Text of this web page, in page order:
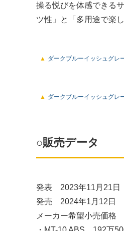
操る悦びを体感できる
ツ性」と「多用途で楽
ダークブルーイッシュグ
ダークブルーイッシュグ
○販売データ
発表 2023年11月21日
発売 2024年1月12日
メーカー希望小売価格